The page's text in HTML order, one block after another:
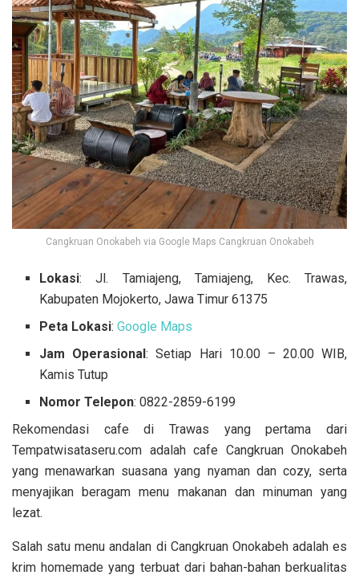
Cangkruan Onokabeh via Google Maps Cangkruan Onokabeh
Lokasi: Jl. Tamiajeng, Tamiajeng, Kec. Trawas,
Kabupaten Mojokerto, Jawa Timur 61375
Peta Lokasi:Google Maps
Jam Operasional: Setiap Hari 10.00 – 20.00 WIB,
Kamis Tutup
Nomor Telepon: 0822-2859-6199
Rekomendasi cafe di Trawas yang pertama dari
Tempatwisataseru.com adalah cafe Cangkruan Onokabeh
yang menawarkan suasana yang nyaman dan cozy, serta
menyajikan beragam menu makanan dan minuman yang
lezat.
Salah satu menu andalan di Cangkruan Onokabeh adalah es
krim homemade yang terbuat dari bahan-bahan berkualitas